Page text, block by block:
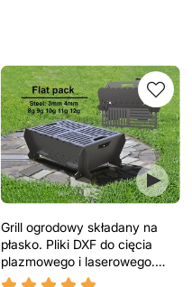
Grill ogrodowy składany na
płasko. Pliki DXF do cięcia
plazmowego i laserowego.
Turystyczny grill